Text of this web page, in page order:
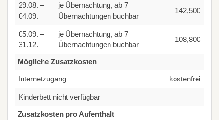
29.08. –
04.09.
je Übernachtung, ab 7
Übernachtungen buchbar
142,50€
05.09. –
31.12.
je Übernachtung, ab 7
Übernachtungen buchbar
108,80€
Mögliche Zusatzkosten
Internetzugang kostenfrei
Kinderbett nicht verfügbar
Zusatzkosten pro Aufenthalt